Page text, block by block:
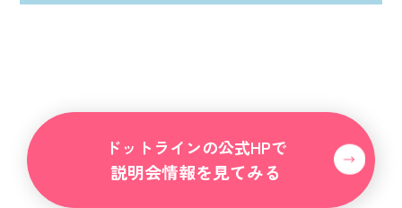
ドットラインの公式HPで
説明会情報を見てみる